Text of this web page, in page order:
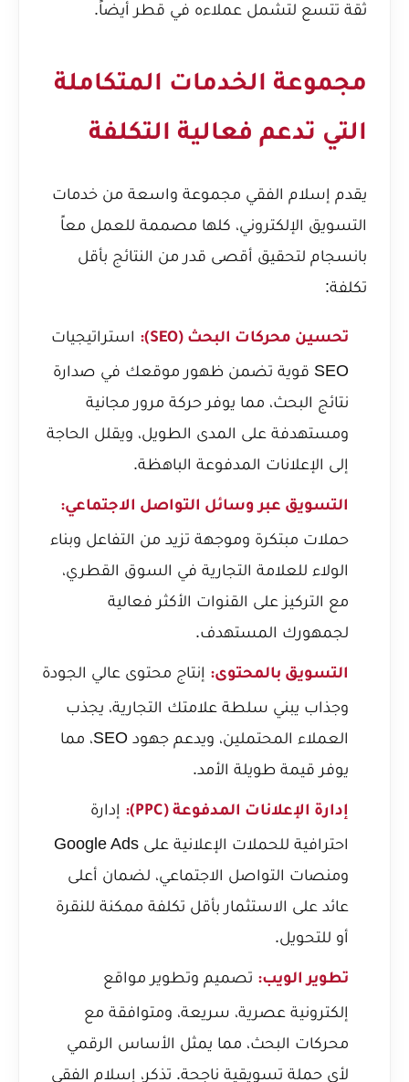
ثقة تتسع لتشمل عملاءه في قطر أيضاً.
مجموعة الخدمات المتكاملة
التي تدعم فعالية التكلفة
يقدم إسلام الفقي مجموعة واسعة من خدمات
التسويق الإلكتروني، كلها مصممة للعمل معاً
بانسجام لتحقيق أقصى قدر من النتائج بأقل
تكلفة:
تحسين محركات البحث (SEO):
استراتيجيات
SEO قوية تضمن ظهور موقعك في صدارة
نتائج البحث، مما يوفر حركة مرور مجانية
ومستهدفة على المدى الطويل، ويقلل الحاجة
إلى الإعلانات المدفوعة الباهظة.
التسويق عبر وسائل التواصل الاجتماعي:
حملات مبتكرة وموجهة تزيد من التفاعل وبناء
الولاء للعلامة التجارية في السوق القطري،
مع التركيز على القنوات الأكثر فعالية
لجمهورك المستهدف.
التسويق بالمحتوى: إنتاج محتوى عالي الجودة
وجذاب يبني سلطة علامتك التجارية، يجذب
العملاء المحتملين، ويدعم جهود SEO، مما
يوفر قيمة طويلة الأمد.
إدارة الإعلانات المدفوعة (PPC):
إدارة
احترافية للحملات الإعلانية على Google Ads
ومنصات التواصل الاجتماعي، لضمان أعلى
عائد على الاستثمار بأقل تكلفة ممكنة للنقرة
أو للتحويل.
تطوير الويب: تصميم وتطوير مواقع
إلكترونية عصرية، سريعة، ومتوافقة مع
محركات البحث، مما يمثل الأساس الرقمي
لأي حملة تسويقية ناجحة. تذكر، إسلام الفقي